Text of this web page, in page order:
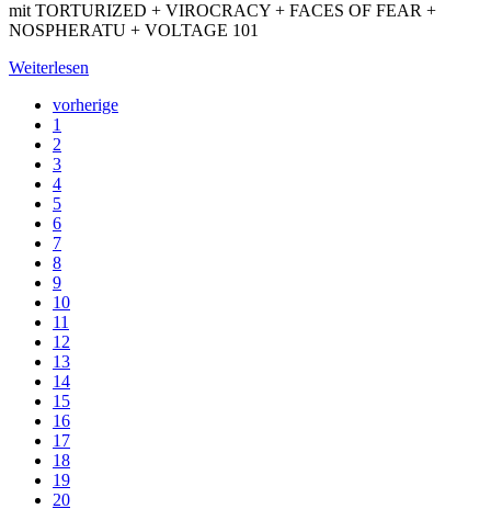
mit TORTURIZED + VIROCRACY + FACES OF FEAR +
NOSPHERATU + VOLTAGE 101
Weiterlesen
vorherige
1
2
3
4
5
6
7
8
9
10
11
12
13
14
15
16
17
18
19
20